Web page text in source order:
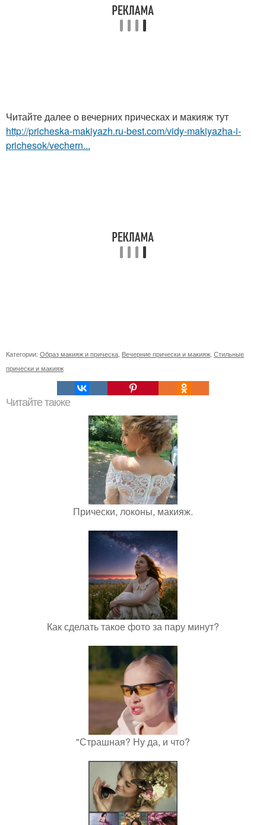
Читайте далее о вечерних прическах и макияж тут
http://pricheska-makiyazh.ru-best.com/vidy-makiyazha-i-
prichesok/vechern...
Категории: Образ макияж и прическа Вечерние прически и макияж Стильные
прически и макияж
Читайте также
Прически, локоны, макияж.
Как сделать такое фото за пару минут?
"Страшная? Ну да, и что?